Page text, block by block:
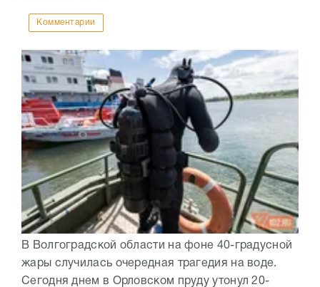
Комментарии
В Волгоградской области на фоне 40-градусной
жары случилась очередная трагедия на воде.
Сегодня днем в Орловском пруду утонул 20-